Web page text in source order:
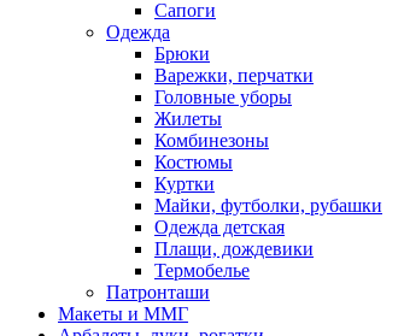
Сапоги
Одежда
Брюки
Варежки, перчатки
Головные уборы
Жилеты
Комбинезоны
Костюмы
Куртки
Майки, футболки, рубашки
Одежда детская
Плащи, дождевики
Термобелье
Патронташи
Макеты и ММГ